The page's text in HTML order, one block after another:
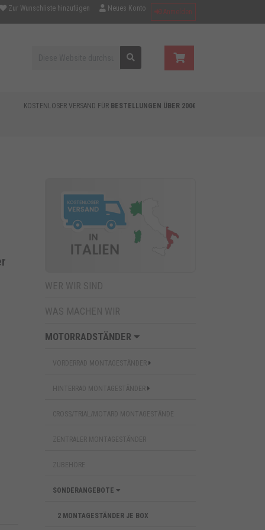
Zur Wunschliste hinzufügen Neues Konto Anmelden
KOSTENLOSER VERSAND FÜR BESTELLUNGEN ÜBER 200€
WER WIR SIND
WAS MACHEN WIR
MOTORRADSTÄNDER
VORDERRAD MONTAGESTÄNDER
HINTERRAD MONTAGESTÄNDER
CROSS/TRIAL/MOTARD MONTAGESTÄNDE
ZENTRALER MONTAGESTÄNDER
ZUBEHÖRE
SONDERANGEBOTE
2 MONTAGESTÄNDER JE BOX